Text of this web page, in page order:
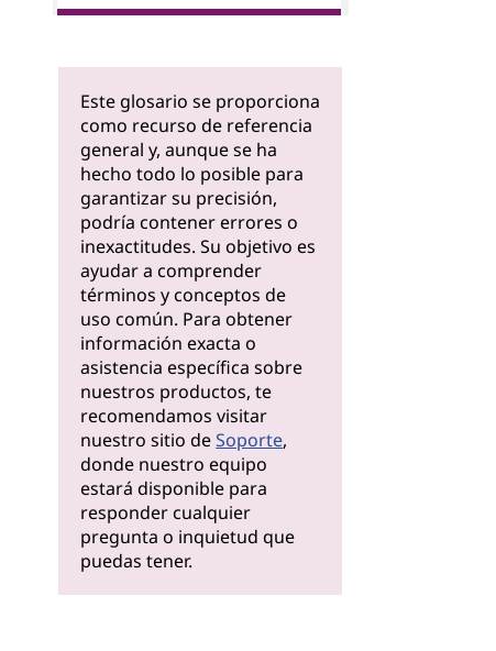
Este glosario se proporciona
como recurso de referencia
general y, aunque se ha
hecho todo lo posible para
garantizar su precisión,
podría contener errores o
inexactitudes. Su objetivo es
ayudar a comprender
términos y conceptos de
uso común. Para obtener
información exacta o
asistencia específica sobre
nuestros productos, te
recomendamos visitar
nuestro sitio deSoporte,
donde nuestro equipo
estará disponible para
responder cualquier
pregunta o inquietud que
puedas tener.